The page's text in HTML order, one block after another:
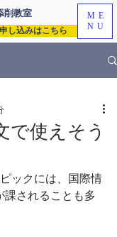
削教室
し込みはこちら
ME
NU
で使えそう
ックには、国際情
課されることも多